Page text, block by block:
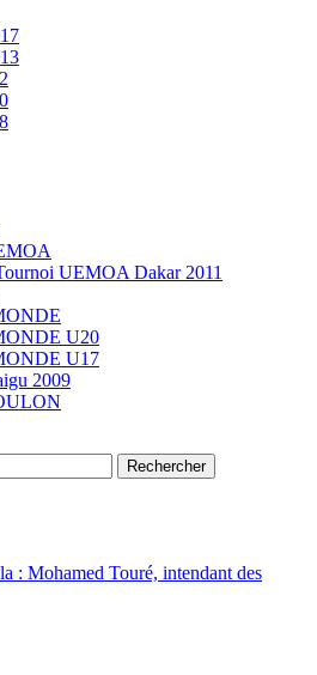
UEMOA Dakar 2011
U20
U17
2009
: Mohamed Touré, intendant des